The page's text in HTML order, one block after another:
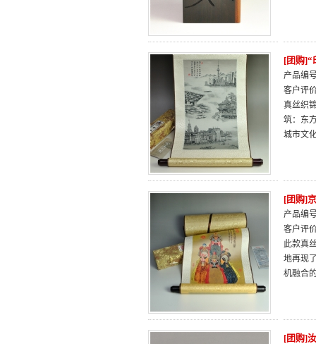
[团购]“
产品编
客户评
真丝织
筑：东
城市文
[团购]
产品编
客户评
此款真
地再现
机融合
[团购]